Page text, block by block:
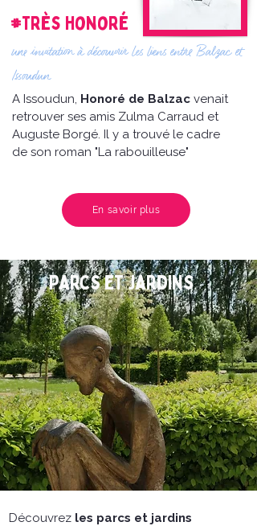
#très honoré
une invitation à découvrir les liens entre Balzac et
Issoudun
A Issoudun, Honoré de Balzac venait
retrouver ses amis Zulma Carraud et
Auguste Borgé. Il y a trouvé le cadre
de son roman "La rabouilleuse"
En savoir plus
Découvrez les parcs et jardins
Parcs et Jardins